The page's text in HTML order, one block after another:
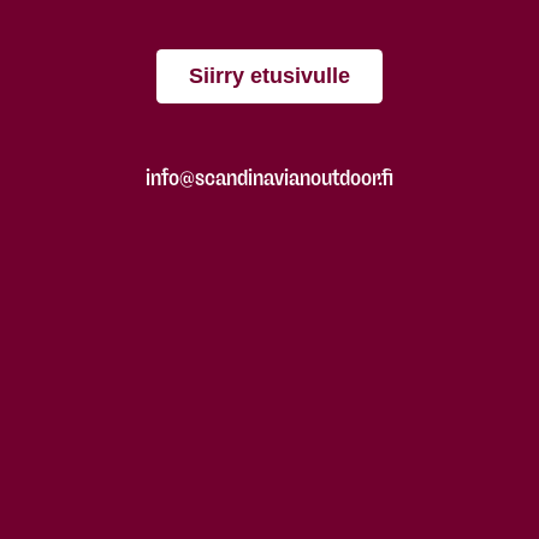
Siirry etusivulle
info@scandinavianoutdoor.fi